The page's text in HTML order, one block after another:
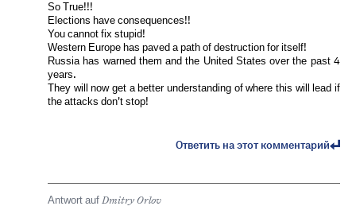
So True!!!
Elections have consequences!!
You cannot fix stupid!
Western Europe has paved a path of destruction for itself!
Russia has warned them and the United States over the past 4
years.
They will now get a better understanding of where this will lead if
the attacks don't stop!
Ответить на этот комментарий
Antwort auf Dmitry Orlov